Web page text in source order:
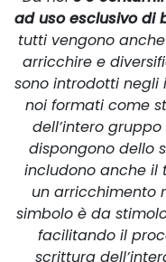
ad uso esclusivo di
tutti vengono
arricchire e
sono introdotti
noi formati come
dell’intero
dispongono dello
includono anche il
un arricchimento
simbolo è da
facilitando il
scrittura